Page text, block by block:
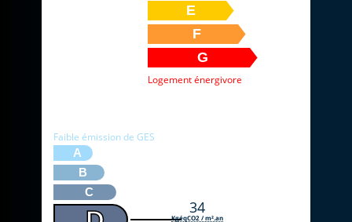
E
F
G
Logement énergivore
Faible émission de GES
A
B
C
34
KgéqCO2 / m².an